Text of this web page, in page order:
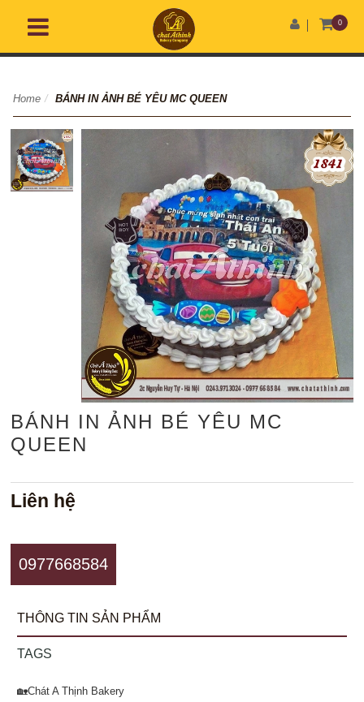
0
Home / BÁNH IN ẢNH BÉ YÊU MC QUEEN
BÁNH IN ẢNH BÉ YÊU MC
QUEEN
Liên hệ
0977668584
THÔNG TIN SẢN PHẨM
TAGS
🏡Chát A Thịnh Bakery